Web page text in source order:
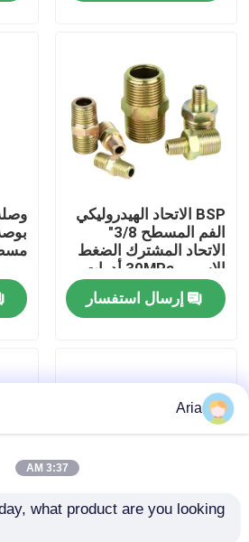
المنتجات
فيديوهات
جولة في المصنع
مراقبة الجودة
أخبار
BSP الاتحاد الهيدروليكي
الفم المسطح 3/8"
الاتحاد المشترك الضغط
الاسمي 30MPa أدوات
الأنابيب الهوائية
إرسال استفسار
Aria
3:37 AM
what product are you looking